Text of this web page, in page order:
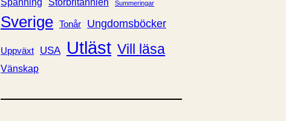
Spänning Storbritannien Summeringar
Sverige Tonår Ungdomsböcker
Uppväxt USA Utläst Vill läsa
Vänskap